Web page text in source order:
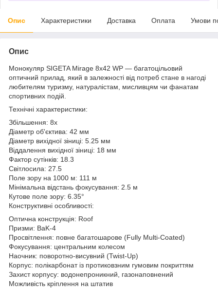
Опис Характеристики Доставка Оплата Умови
Опис
Монокуляр SIGETA Mirage 8x42 WP — багатоцільовий
оптичний прилад, який в залежності від потреб стане в нагоді
любителям туризму, натуралістам, мисливцям чи фанатам
спортивних подій.
Технічні характеристики:
Збільшення: 8x
Діаметр об'єктива: 42 мм
Діаметр вихідної зіниці: 5.25 мм
Віддалення вихідної зіниці: 18 мм
Фактор сутінків: 18.3
Світлосила: 27.5
Поле зору на 1000 м: 111 м
Мінімальна відстань фокусування: 2.5 м
Кутове поле зору: 6.35°
Конструктивні особливості:
Оптична конструкція: Roof
Призми: BaK-4
Просвітлення: повне багатошарове (Fully Multi-Coated)
Фокусування: центральним колесом
Наочник: поворотно-висувний (Twist-Up)
Корпус: полікарбонат із протиковзним гумовим покриттям
Захист корпусу: водонепроникний, газонаповнений
Можливість кріплення на штатив